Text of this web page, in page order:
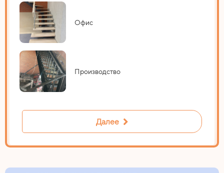
Офис
Производство
Далее